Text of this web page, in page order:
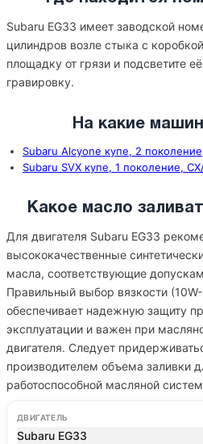
Subaru EG33 имеет заводской
цилиндров возле стыка с
площадку от грязи и подсветите
гравировку.
На какие
Subaru Alcyone купе, 2
Subaru SVX купе, 1 поколение,
Какое масло
Для двигателя Subaru EG33
высококачественные
масла, соответствующие
Правильный выбор вязкости
обеспечивает надежную защиту
эксплуатации и важен при
двигателя. Следует
производителем объема заливки
работоспособной масляной
ДВИГАТЕЛЬ
Subaru EG33